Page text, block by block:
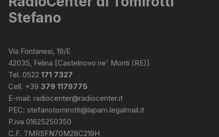
Stefano
Via Fontanesi, 19/E
42035, Felina [Castelnovo ne' Monti (RE)]
Tel. 0522171 7327
Cell. +39 379 1179775
E-mail:radiocenter@radiocenter.it
PEC:stefanotomirotti@lapam.legalmail.it
P.iva 01625250350
C.F. TMRSFN70M28C219H